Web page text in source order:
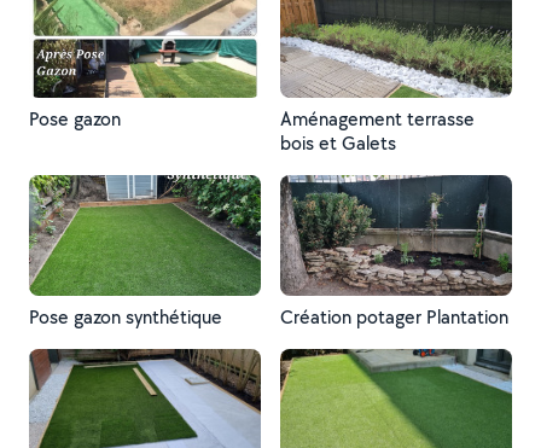
Pose gazon
Aménagement terrasse
bois et Galets
Pose gazon synthétique Création potager Plantation